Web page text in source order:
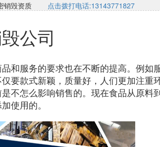
密销毁资质 点击拨打电话:13143771827
公司
和服务的要求也在不断的提高。例如
要款式新颖，质量好，人们更加注重
不怎么影响销售的。现在食品从原料
使用的。